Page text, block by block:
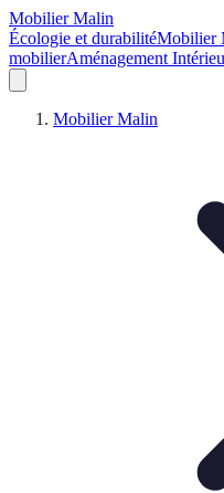
Mobilier Malin
Écologie et durabilitéMobilier
mobilierAménagement
Mobilier Malin